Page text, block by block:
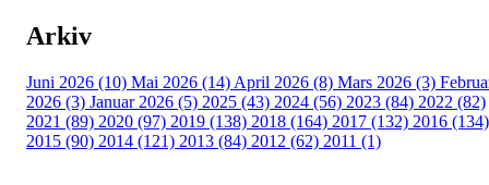
Arkiv
Juni 2026 (10) Mai 2026 (14) April 2026 (8) Mars 2026 (3)
2026 (3) Januar 2026 (5) 2025 (43) 2024 (56) 2023 (84) 2022 (82)
2021 (89) 2020 (97) 2019 (138) 2018 (164) 2017 (132) 2016 (134)
2015 (90) 2014 (121) 2013 (84) 2012 (62) 2011 (1)